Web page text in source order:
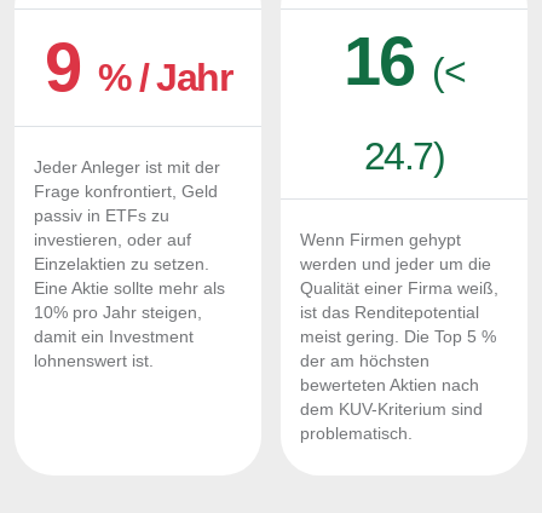
9 % / Jahr
Jeder Anleger ist mit der
Frage konfrontiert, Geld
passiv in ETFs zu
investieren, oder auf
Einzelaktien zu setzen.
Eine Aktie sollte mehr als
10% pro Jahr steigen,
damit ein Investment
lohnenswert ist.
16 (<
24.7)
Wenn Firmen gehypt
werden und jeder um die
Qualität einer Firma weiß,
ist das Renditepotential
meist gering. Die Top 5 %
der am höchsten
bewerteten Aktien nach
dem KUV-Kriterium sind
problematisch.